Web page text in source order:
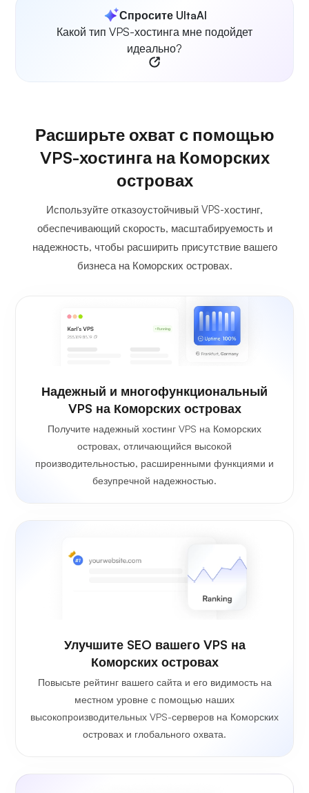
Спросите UltaAI
Какой тип VPS-хостинга мне подойдет
идеально?
Расширьте охват с помощью
VPS-хостинга на Коморских
островах
Используйте отказоустойчивый VPS-хостинг,
обеспечивающий скорость, масштабируемость и
надежность, чтобы расширить присутствие вашего
бизнеса на Коморских островах.
Надежный и многофункциональный
VPS на Коморских островах
Получите надежный хостинг VPS на Коморских
островах, отличающийся высокой
производительностью, расширенными функциями и
безупречной надежностью.
Улучшите SEO вашего VPS на
Коморских островах
Повысьте рейтинг вашего сайта и его видимость на
местном уровне с помощью наших
высокопроизводительных VPS-серверов на Коморских
островах и глобального охвата.